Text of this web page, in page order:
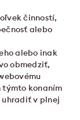
činností,
alebo
alebo inak
obmedziť,
týmto konaním
v plnej